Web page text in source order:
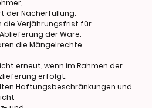
der Nacherfüllung;
die Verjährungsfrist für
der Ware;
die Mängelrechte
erneut, wenn im Rahmen der
erfolgt.
Haftungsbeschränkungen und